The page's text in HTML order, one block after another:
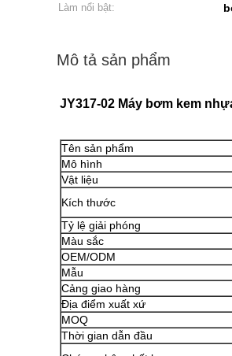
Làm nổi bật:
Mô tả sản phẩm
JY317-02 Máy bơm kem
Tên sản phẩm
Mô hình
Vật liệu
Kích thước
Tỷ lệ giải phóng
Màu sắc
OEM/ODM
Mẫu
Cảng giao hàng
Địa điểm xuất xứ
MOQ
Thời gian dẫn đầu